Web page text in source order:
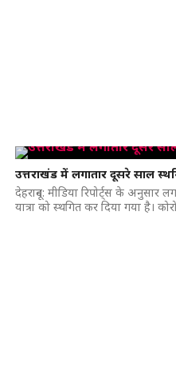
उत्तराखंड में लगातार दूसरे साल
देहरादून: मीडिया रिपोर्ट्स के अनुसार
यात्रा को स्थगित कर दिया गया है।